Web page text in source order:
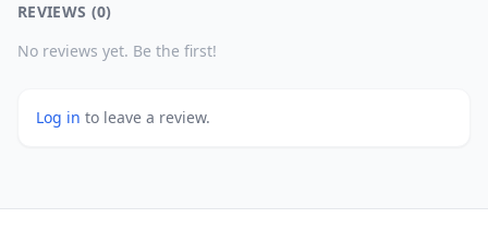
REVIEWS (0)
No reviews yet. Be the first!
Log in to leave a review.